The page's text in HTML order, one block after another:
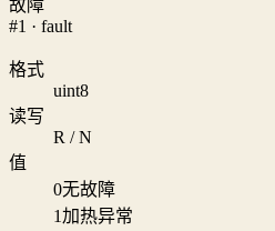
故障
#1 · fault
格式
uint8
读写
R / N
值
0无故障
1加热异常